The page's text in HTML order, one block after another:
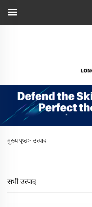
मुख्य पृष्ठ> उत्पाद
सभी उत्पाद